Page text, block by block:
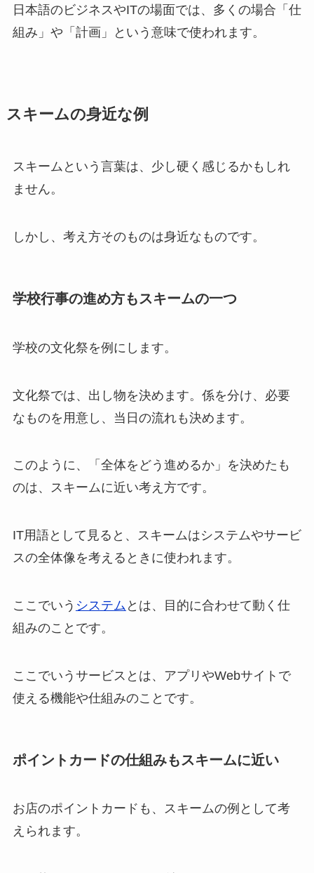
日本語のビジネスやITの場面では、多くの場合「仕
組み」や「計画」という意味で使われます。
スキームの身近な例
スキームという言葉は、少し硬く感じるかもしれ
ません。
しかし、考え方そのものは身近なものです。
学校行事の進め方もスキームの一つ
学校の文化祭を例にします。
文化祭では、出し物を決めます。係を分け、必要
なものを用意し、当日の流れも決めます。
このように、「全体をどう進めるか」を決めたも
のは、スキームに近い考え方です。
IT用語として見ると、スキームはシステムやサービ
スの全体像を考えるときに使われます。
ここでいう システム とは、目的に合わせて動く仕
組みのことです。
ここでいうサービスとは、アプリやWebサイトで
使える機能や仕組みのことです。
ポイントカードの仕組みもスキームに近い
お店のポイントカードも、スキームの例として考
えられます。